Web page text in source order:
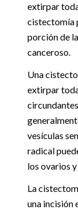
extirpar
cistectomía
porción de
canceroso.
Una
extirpar
vesículas
radical
los ovarios
La
una incisión